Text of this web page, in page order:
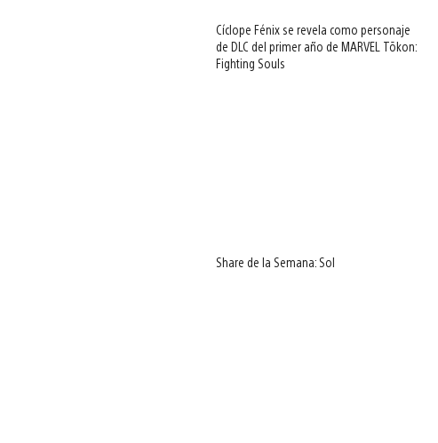
Cíclope Fénix se revela como personaje
de DLC del primer año de MARVEL Tōkon:
Fighting Souls
Share de la Semana: Sol